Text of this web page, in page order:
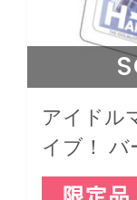
アイドル
イブ！ バ
ロックキ